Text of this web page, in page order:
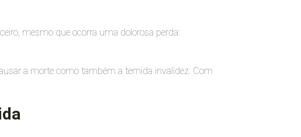
mesmo que ocorra uma dolorosa perda:
a morte como também a temida invalidez. Com